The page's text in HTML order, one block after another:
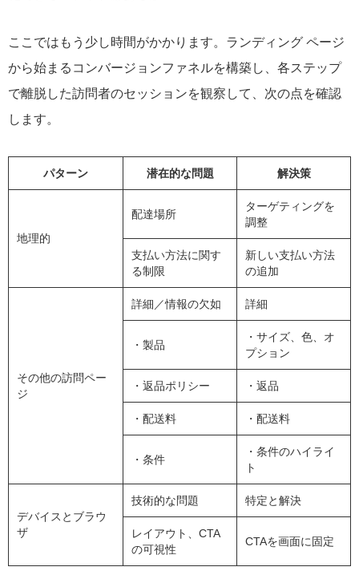
ここではもう少し時間がかかります。ランディング ページ
から始まるコンバージョンファネルを構築し、各ステップ
で離脱した訪問者のセッションを観察して、次の点を確認
します。
パターン 潜在的な問題 解決策
地理的
配達場所
ターゲティングを
調整
支払い方法に関す
る制限
新しい支払い方法
の追加
その他の訪問ペー
ジ
詳細／情報の欠如 詳細
・製品
・サイズ、色、オ
プション
・返品ポリシー ・返品
・配送料 ・配送料
・条件
・条件のハイライ
ト
デバイスとブラウ
ザ
技術的な問題 特定と解決
レイアウト、CTA
の可視性
CTAを画面に固定